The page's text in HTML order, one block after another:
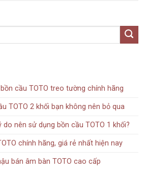
cầu TOTO treo tường chính hãng
TOTO 2 khối bạn không nên bỏ qua
do nên sử dụng bồn cầu TOTO 1 khối?
chính hãng, giá rẻ nhất hiện nay
bán âm bàn TOTO cao cấp